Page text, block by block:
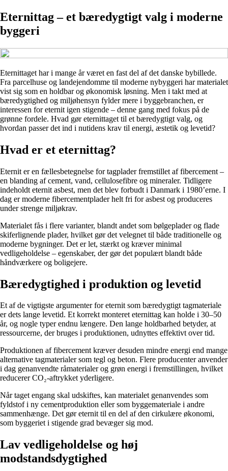
Eternittag – et bæredygtigt valg i moderne
byggeri
Eternittaget har i mange år været en fast del af det danske bybillede.
Fra parcelhuse og landejendomme til moderne nybyggeri har materialet
vist sig som en holdbar og økonomisk løsning. Men i takt med at
bæredygtighed og miljøhensyn fylder mere i byggebranchen, er
interessen for eternit igen stigende – denne gang med fokus på de
grønne fordele. Hvad gør eternittaget til et bæredygtigt valg, og
hvordan passer det ind i nutidens krav til energi, æstetik og levetid?
Hvad er et eternittag?
Eternit er en fællesbetegnelse for tagplader fremstillet af fibercement –
en blanding af cement, vand, cellulosefibre og mineraler. Tidligere
indeholdt eternit asbest, men det blev forbudt i Danmark i 1980’erne. I
dag er moderne fibercementplader helt fri for asbest og produceres
under strenge miljøkrav.
Materialet fås i flere varianter, blandt andet som bølgeplader og flade
skiferlignende plader, hvilket gør det velegnet til både traditionelle og
moderne bygninger. Det er let, stærkt og kræver minimal
vedligeholdelse – egenskaber, der gør det populært blandt både
håndværkere og boligejere.
Bæredygtighed i produktion og levetid
Et af de vigtigste argumenter for eternit som bæredygtigt tagmateriale
er dets lange levetid. Et korrekt monteret eternittag kan holde i 30–50
år, og nogle typer endnu længere. Den lange holdbarhed betyder, at
ressourcerne, der bruges i produktionen, udnyttes effektivt over tid.
Produktionen af fibercement kræver desuden mindre energi end mange
alternative tagmaterialer som tegl og beton. Flere producenter anvender
i dag genanvendte råmaterialer og grøn energi i fremstillingen, hvilket
reducerer CO₂-aftrykket yderligere.
Når taget engang skal udskiftes, kan materialet genanvendes som
fyldstof i ny cementproduktion eller som byggemateriale i andre
sammenhænge. Det gør eternit til en del af den cirkulære økonomi,
som byggeriet i stigende grad bevæger sig mod.
Lav vedligeholdelse og høj
modstandsdygtighed